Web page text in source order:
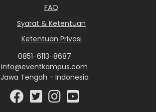
FAQ
Syarat & Ketentuan
Ketentuan Privasi
0851-6113-8687
info@eventkampus.com
Jawa Tengah - Indonesia